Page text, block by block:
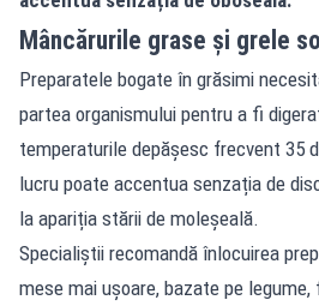
Mâncărurile grase și grele
Preparatele bogate în grăsimi
partea organismului pentru a fi
temperaturile depășesc frecvent 35
lucru poate accentua senzația de
la apariția stării de moleșeală.
Specialiștii recomandă înlocuirea
mese mai ușoare, bazate pe